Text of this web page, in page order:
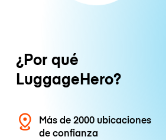
¿Por qué
LuggageHero?
Más de 2000 ubicaciones
de confianza